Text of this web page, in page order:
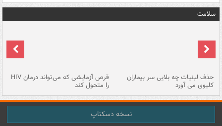
سلامت
حذف لبنیات چه بلایی سر بیماران
کلیوی می آورد
قرص آزمایشی که می‌تواند درمان HIV
را متحول کند
نسخه دسکتاپ